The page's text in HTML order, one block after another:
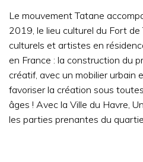
Le mouvement Tatane
2019, le lieu culturel du Fort
culturels et artistes en
en France : la construction du
créatif, avec un mobilier urbain
favoriser la création sous
âges ! Avec la Ville du Havre,
les parties prenantes du